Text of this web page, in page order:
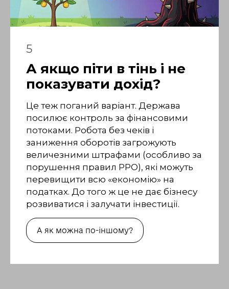
5
А якщо піти в тінь і не
показувати дохід?
Це теж поганий варіант. Держава
посилює контроль за фінансовими
потоками. Робота без чеків і
заниження оборотів загрожують
величезними штрафами (особливо за
порушення правил РРО), які можуть
перевищити всю «економію» на
податках. До того ж це не дає бізнесу
розвиватися і залучати інвестиції.
А як можна по-іншому?